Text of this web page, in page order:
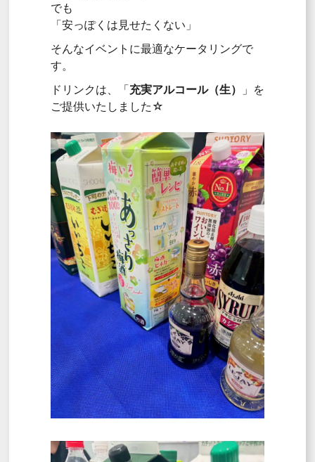
でも
「安っぽくは見せたくない」
そんなイベントに最適なケータリングで
す。
ドリンクは、「充実アルコール（生）
」を
ご提供いたしました☆